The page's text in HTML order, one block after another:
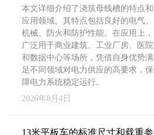
本文详细介绍了浇筑母线槽的特点和
应用领域。其特点包括良好的电气、
机械、防火和防护性能。在应用上，
广泛用于商业建筑、工业厂房、医院
和数据中心等场所，凭借自身优势满
足不同领域对电力供应的高要求，保
障电力系统稳定运行。
2026年8月4日
13米平板车的标准尺寸和载重参